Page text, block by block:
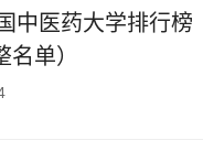
中医药大学排行榜
单）